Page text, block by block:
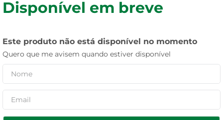
Disponível em breve
Este produto não está disponível no momento
Quero que me avisem quando estiver disponível